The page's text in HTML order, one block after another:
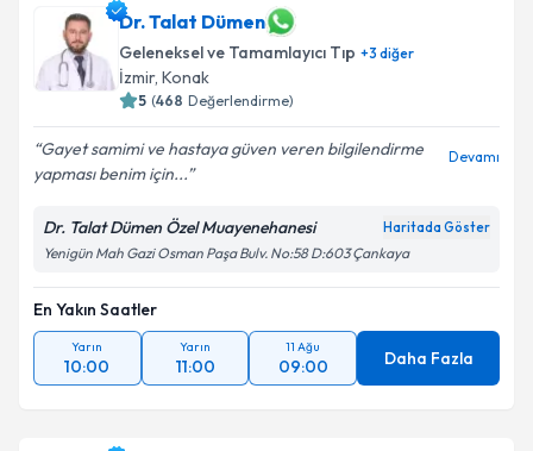
Dr. Talat Dümen
Geleneksel ve Tamamlayıcı Tıp +3 diğer
İzmir, Konak
5 (468 Değerlendirme)
Gayet samimi ve hastaya güven veren bilgilendirme
yapması benim için...
Devamı
Dr. Talat Dümen Özel Muayenehanesi Haritada Göster
Yenigün Mah Gazi Osman Paşa Bulv. No:58 D:603 Çankaya
En Yakın Saatler
Yarın
10:00
Yarın
11:00
11 Ağu
09:00 Daha Fazla